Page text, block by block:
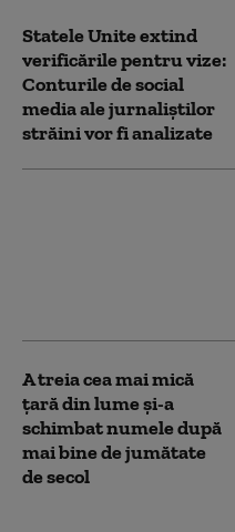
Statele Unite extind
verificările pentru vize:
Conturile de social
media ale jurnaliștilor
străini vor fi analizate
A treia cea mai mică
țară din lume și-a
schimbat numele după
mai bine de jumătate
de secol